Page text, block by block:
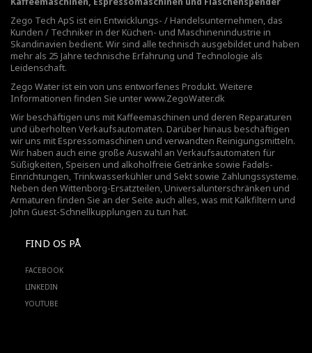
Zego Tech ApS ist ein Entwicklungs- / Handelsunternehmen, das
Kunden / Techniker in der Küchen- und Maschinenindustrie in
Skandinavien bedient. Wir sind alle technisch ausgebildet und haben
mehr als 25 Jahre technische Erfahrung und Technologie als
Leidenschaft.
Zego Water ist ein von uns entworfenes Produkt. Weitere
Informationen finden Sie unterwww.ZegoWater.dk
Wir beschäftigen uns mit Kaffeemaschinen und deren Reparaturen
und überholten Verkaufsautomaten. Darüber hinaus beschäftigen
wir uns mit Espressomaschinen und verwandten Reinigungsmitteln.
Wir haben auch eine große Auswahl an Verkaufsautomaten für
Süßigkeiten, Speisen und alkoholfreie Getränke sowie Fadøls-
Einrichtungen, Trinkwasserkühler und Sekt sowie Zahlungssysteme.
Neben den Wittenborg-Ersatzteilen, Universalunterschränken und
Armaturen finden Sie an der Seite auch alles, was mit Kalkfiltern und
John Guest-Schnellkupplungen zu tun hat.
FIND OS PÅ
FACEBOOK
LINKEDIN
YOUTUBE